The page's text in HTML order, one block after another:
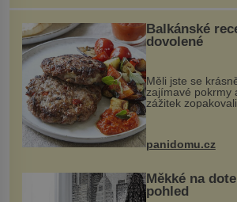
Balkánské
dovolené
Měli jste se
zajímavé pokrmy
zážitek
snazšího.
Možná jste ji
panidomu.cz
Měkké na
pohled